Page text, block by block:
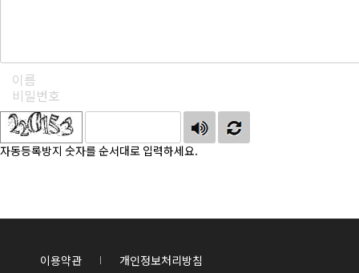
자동등록방지 숫자를 순서대로 입력하세요.
이용약관 개인정보처리방침